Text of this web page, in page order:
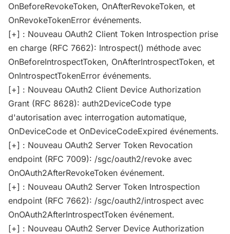
OnBeforeRevokeToken, OnAfterRevokeToken, et
OnRevokeTokenError événements.
[+] : Nouveau OAuth2 Client Token Introspection prise
en charge (RFC 7662): Introspect() méthode avec
OnBeforeIntrospectToken, OnAfterIntrospectToken, et
OnIntrospectTokenError événements.
[+] : Nouveau OAuth2 Client Device Authorization
Grant (RFC 8628): auth2DeviceCode type
d'autorisation avec interrogation automatique,
OnDeviceCode et OnDeviceCodeExpired événements.
[+] : Nouveau OAuth2 Server Token Revocation
endpoint (RFC 7009): /sgc/oauth2/revoke avec
OnOAuth2AfterRevokeToken événement.
[+] : Nouveau OAuth2 Server Token Introspection
endpoint (RFC 7662): /sgc/oauth2/introspect avec
OnOAuth2AfterIntrospectToken événement.
[+] : Nouveau OAuth2 Server Device Authorization